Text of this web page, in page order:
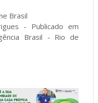
Brasil
- Publicado em
Brasil - Rio de